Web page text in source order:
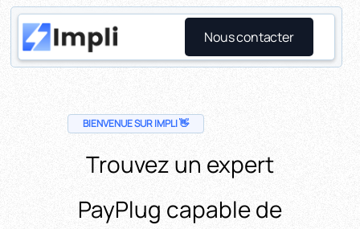
Nous contacter
BIENVENUE SUR IMPLI 👋
Trouvez un expert
PayPlug capable de